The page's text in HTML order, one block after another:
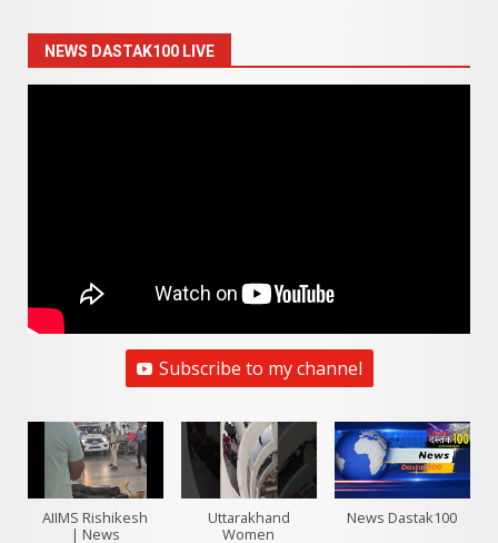
NEWS DASTAK100 LIVE
Subscribe to my channel
AIIMS Rishikesh
| News
Uttarakhand
Women
News Dastak100